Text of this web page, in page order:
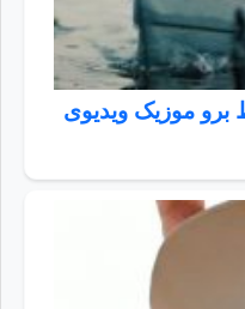
برو موزیک ویدیوی